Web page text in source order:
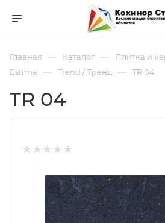
Главная — Каталог — Плитка и
Estima — Trend / Тренд — TR 04
TR 04